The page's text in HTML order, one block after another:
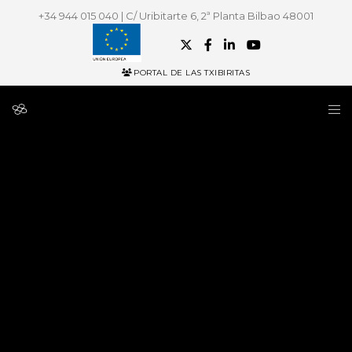
+34 944 015 040 | C/ Uribitarte 6, 2ª Planta Bilbao 48001
PORTAL DE LAS TXIBIRITAS